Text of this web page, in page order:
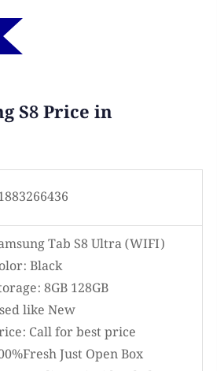
S8 Price in
Tab S8 Ultra (WIFI)
Black
8GB 128GB
like New
Call for best price
Just Open Box